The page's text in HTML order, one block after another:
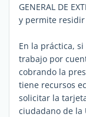
GENERAL DE
y permite residir
En la práctica,
trabajo por
cobrando la
tiene recursos
solicitar la
ciudadano de la